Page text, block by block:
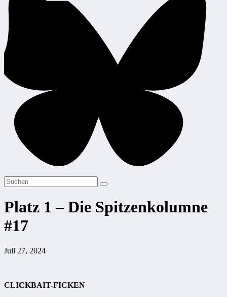
Platz 1 – Die Spitzenkolumne
#17
Juli 27, 2024
CLICKBAIT-FICKEN